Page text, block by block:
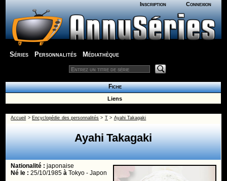
Inscription Connexion
Séries Personnalités Médiathèque
Fiche
Liens
Accueil > Encyclopédie des personnalités > T> Ayahi Takagaki
Ayahi Takagaki
Nationalité :japonaise
Né le :25/10/1985à Tokyo - Japon